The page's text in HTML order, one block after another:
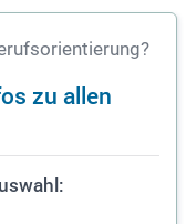
zu allen